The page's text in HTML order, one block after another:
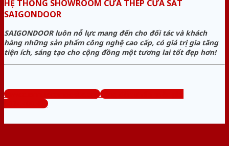
HỆ THỐNG SHOWROOM CỬA THÉP CỬA SẮT
SAIGONDOOR
SAIGONDOOR luôn nỗ lực mang đến cho đối tác và khách
hàng những sản phẩm công nghệ cao cấp, có giá trị gia tăng
tiện ích, sáng tạo cho cộng đồng một tương lai tốt đẹp hơn!
www.cuanhuacomposite.org
Tổng đài tư vấn miễn phí:
0824.400.400